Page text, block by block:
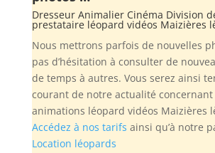
Dresseur Animalier Cinéma Division
prestataire léopard vidéos Maizières
Nous mettrons parfois de nouvelles
pas d’hésitation à consulter de
de temps à autres. Vous serez ainsi
courant de notre actualité concernant
animations léopard vidéos Maizières
Accédez à nos tarifs ainsi qu’à notre
Location léopards